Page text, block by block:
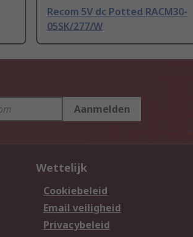
Recom 5V dc Potted RACM30-
05SK/277/W
Aanmelden
Wettelijk
Cookiebeleid
Email veiligheid
Privacybeleid